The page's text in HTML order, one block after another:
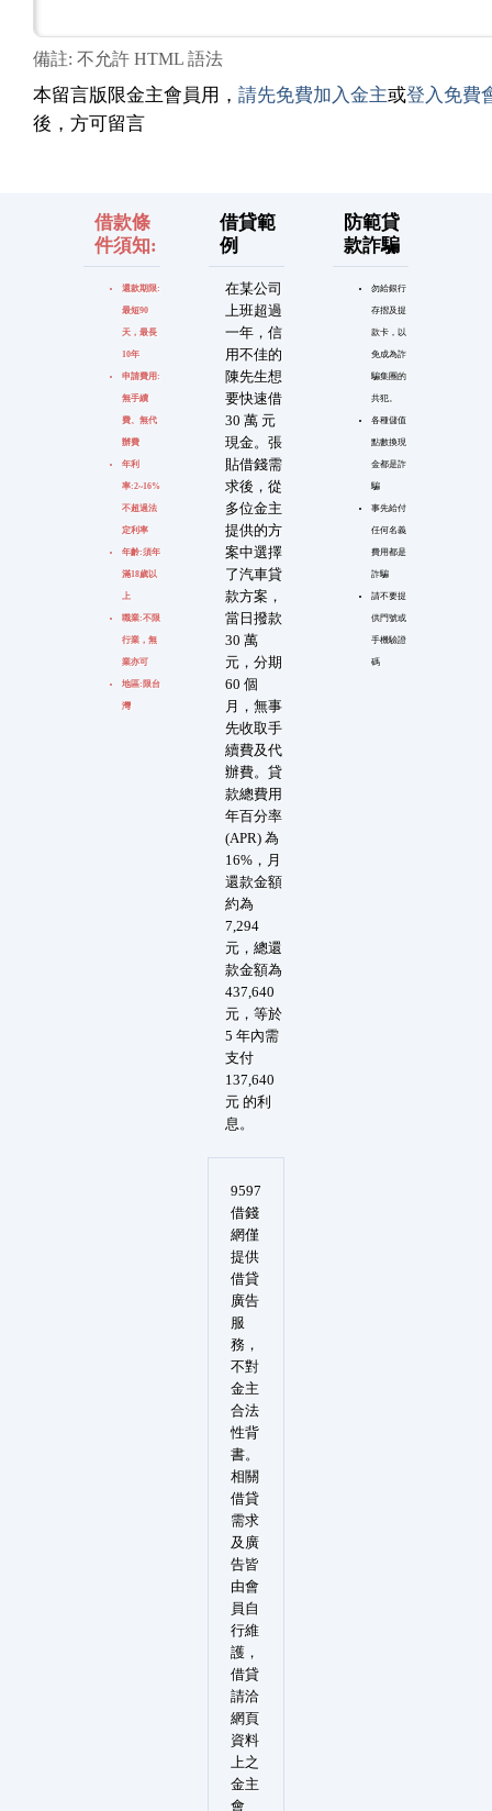
備註: 不允許 HTML 語法
本留言版限金主會員用， 請先免費加入金主或登入免費
後，方可留言
借款條
件須知:
還款期限:
最短90
天，最長
10年
申請費用:
無手續
費、無代
辦費
年利
率:2~16%
不超過法
定利率
年齡:須年
滿18歲以
上
職業:不限
行業，無
業亦可
地區:限台
灣
借貸範
例
在某公司
上班超過
一年，信
用不佳的
陳先生想
要快速借
30 萬 元
現金。張
貼借錢需
求後，從
多位金主
提供的方
案中選擇
了汽車貸
款方案，
當日撥款
30 萬
元，分期
60 個
月，無事
先收取手
續費及代
辦費。貸
款總費用
年百分率
(APR) 為
16%，月
還款金額
約為
7,294
元，總還
款金額為
437,640
元，等於
5 年內需
支付
137,640
元 的利
息。
防範貸
款詐騙
勿給銀行
存摺及提
款卡，以
免成為詐
騙集團的
共犯。
各種儲值
點數換現
金都是詐
騙
事先給付
任何名義
費用都是
詐騙
請不要提
供門號或
手機驗證
碼
9597
借錢
網僅
提供
借貸
廣告
服
務，
不對
金主
合法
性背
書。
相關
借貸
需求
及廣
告皆
由會
員自
行維
護，
借貸
請洽
網頁
資料
上之
金主
會